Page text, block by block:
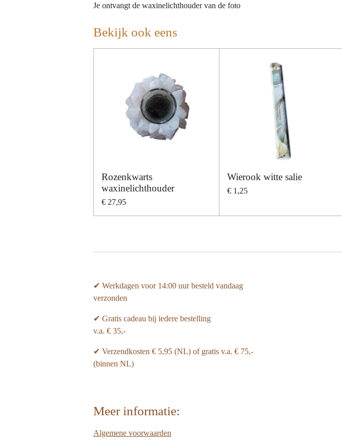
Je ontvangt de waxinelichthouder van de foto
Bekijk ook eens
Rozenkwarts
waxinelichthouder
€ 27,95
Wierook witte salie
€ 1,25
✔ Werkdagen voor 14:00 uur besteld vandaag
verzonden
✔ Gratis cadeau bij iedere bestelling
v.a. € 35,-
✔ Verzendkosten € 5,95 (NL) of gratis v.a. € 75,-
(binnen NL)
Meer informatie:
Algemene voorwaarden